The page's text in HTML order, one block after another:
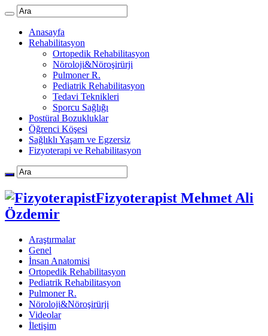
Anasayfa
Rehabilitasyon
Ortopedik Rehabilitasyon
Nöroloji&Nöroşirürji
Pulmoner R.
Pediatrik Rehabilitasyon
Tedavi Teknikleri
Sporcu Sağlığı
Postüral Bozukluklar
Öğrenci Köşesi
Sağlıklı Yaşam ve Egzersiz
Fizyoterapi ve Rehabilitasyon
Fizyoterapist Mehmet Ali
Özdemir
Araştırmalar
Genel
İnsan Anatomisi
Ortopedik Rehabilitasyon
Pediatrik Rehabilitasyon
Pulmoner R.
Nöroloji&Nöroşirürji
Videolar
İletişim